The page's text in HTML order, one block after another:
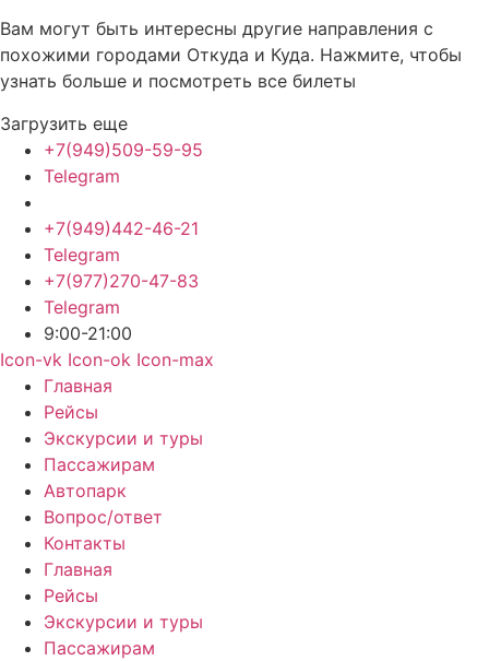
Вам могут быть интересны другие направления с
похожими городами Откуда и Куда. Нажмите, чтобы
узнать больше и посмотреть все билеты
Загрузить еще
+7(949)509-59-95
Telegram
+7(949)442-46-21
Telegram
+7(977)270-47-83
Telegram
9:00-21:00
Icon-vk Icon-ok Icon-max
Главная
Рейсы
Экскурсии и туры
Пассажирам
Автопарк
Вопрос/ответ
Контакты
Главная
Рейсы
Экскурсии и туры
Пассажирам